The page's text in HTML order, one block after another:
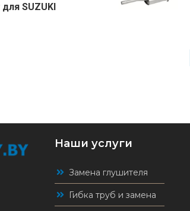
SUZUKI
Наши услуги
Замена глушителя
Гибка труб и замена